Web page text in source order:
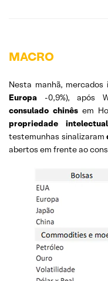
MACRO
Nesta manhã,
Europa -0,9%), após
consulado chinêsem
propriedade
testemunhas sinalizaram
abertos em frente ao